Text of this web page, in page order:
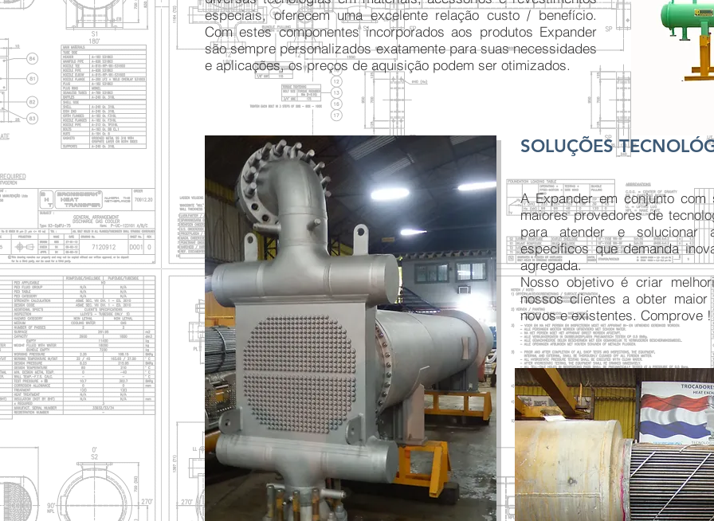
especiais, oferecem uma excelente relação custo / benefício.
Com estes componentes incorporados aos produtos Expander
são sempre personalizados exatamente para suas necessidades
e aplicações, os preços de aquisição podem ser otimizados.
SOLUÇÕES
A Expander em conjunto
maiores provedores de
para atender e solucionar
específicos que demanda
agregada.
Nosso objetivo é criar
nossos clientes a obter maior
novos e existentes. Comprove !